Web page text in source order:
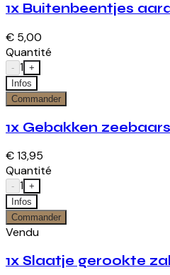
1x Buitenbeentjes
€ 5,00
Quantité
- 1 +
Infos
Commander
1x Gebakken
€ 13,95
Quantité
- 1 +
Infos
Commander
Vendu
1x Slaatje gerookte